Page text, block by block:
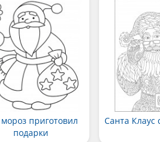
приготовил
подарки
Санта Клаус